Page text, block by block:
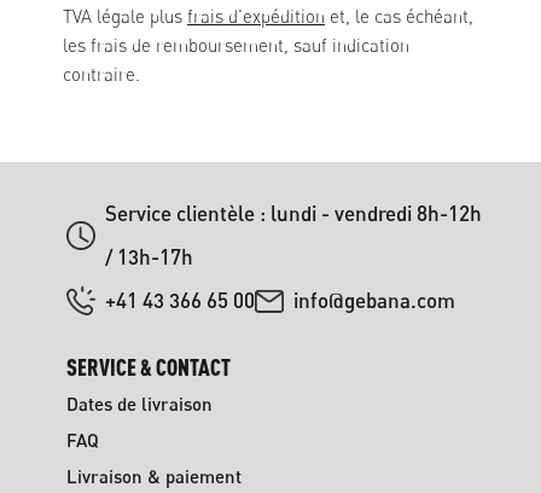
TVA légale plus frais d'expédition et, le cas échéant,
les frais de remboursement, sauf indication
contraire.
Service clientèle : lundi - vendredi 8h-12h
/ 13h-17h
+41 43 366 65 00
info@gebana.com
SERVICE & CONTACT
Dates de livraison
FAQ
Livraison & paiement